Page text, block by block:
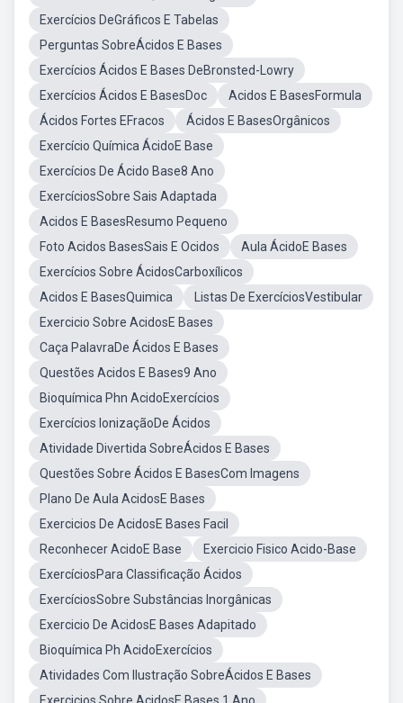
Exercícios DeGráficos E Tabelas
Perguntas SobreÁcidos E Bases
Exercícios Ácidos E Bases DeBronsted-Lowry
Exercícios Ácidos E BasesDoc
Acidos E BasesFormula
Ácidos Fortes EFracos
Ácidos E BasesOrgânicos
Exercício Química ÁcidoE Base
Exercícios De Ácido Base8 Ano
ExercíciosSobre Sais Adaptada
Acidos E BasesResumo Pequeno
Foto Acidos BasesSais E Ocidos
Aula ÁcidoE Bases
Exercícios Sobre ÁcidosCarboxílicos
Acidos E BasesQuimica
Listas De ExercíciosVestibular
Exercicio Sobre AcidosE Bases
Caça PalavraDe Ácidos E Bases
Questões Acidos E Bases9 Ano
Bioquímica Phn AcidoExercícios
Exercícios IonizaçãoDe Ácidos
Atividade Divertida SobreÁcidos E Bases
Questões Sobre Ácidos E BasesCom Imagens
Plano De Aula AcidosE Bases
Exercicios De AcidosE Bases Facil
Reconhecer AcidoE Base
Exercicio Fisico Acido-Base
ExercíciosPara Classificação Ácidos
ExercíciosSobre Substâncias Inorgânicas
Exercicio De AcidosE Bases Adapitado
Bioquímica Ph AcidoExercícios
Atividades Com Ilustração SobreÁcidos E Bases